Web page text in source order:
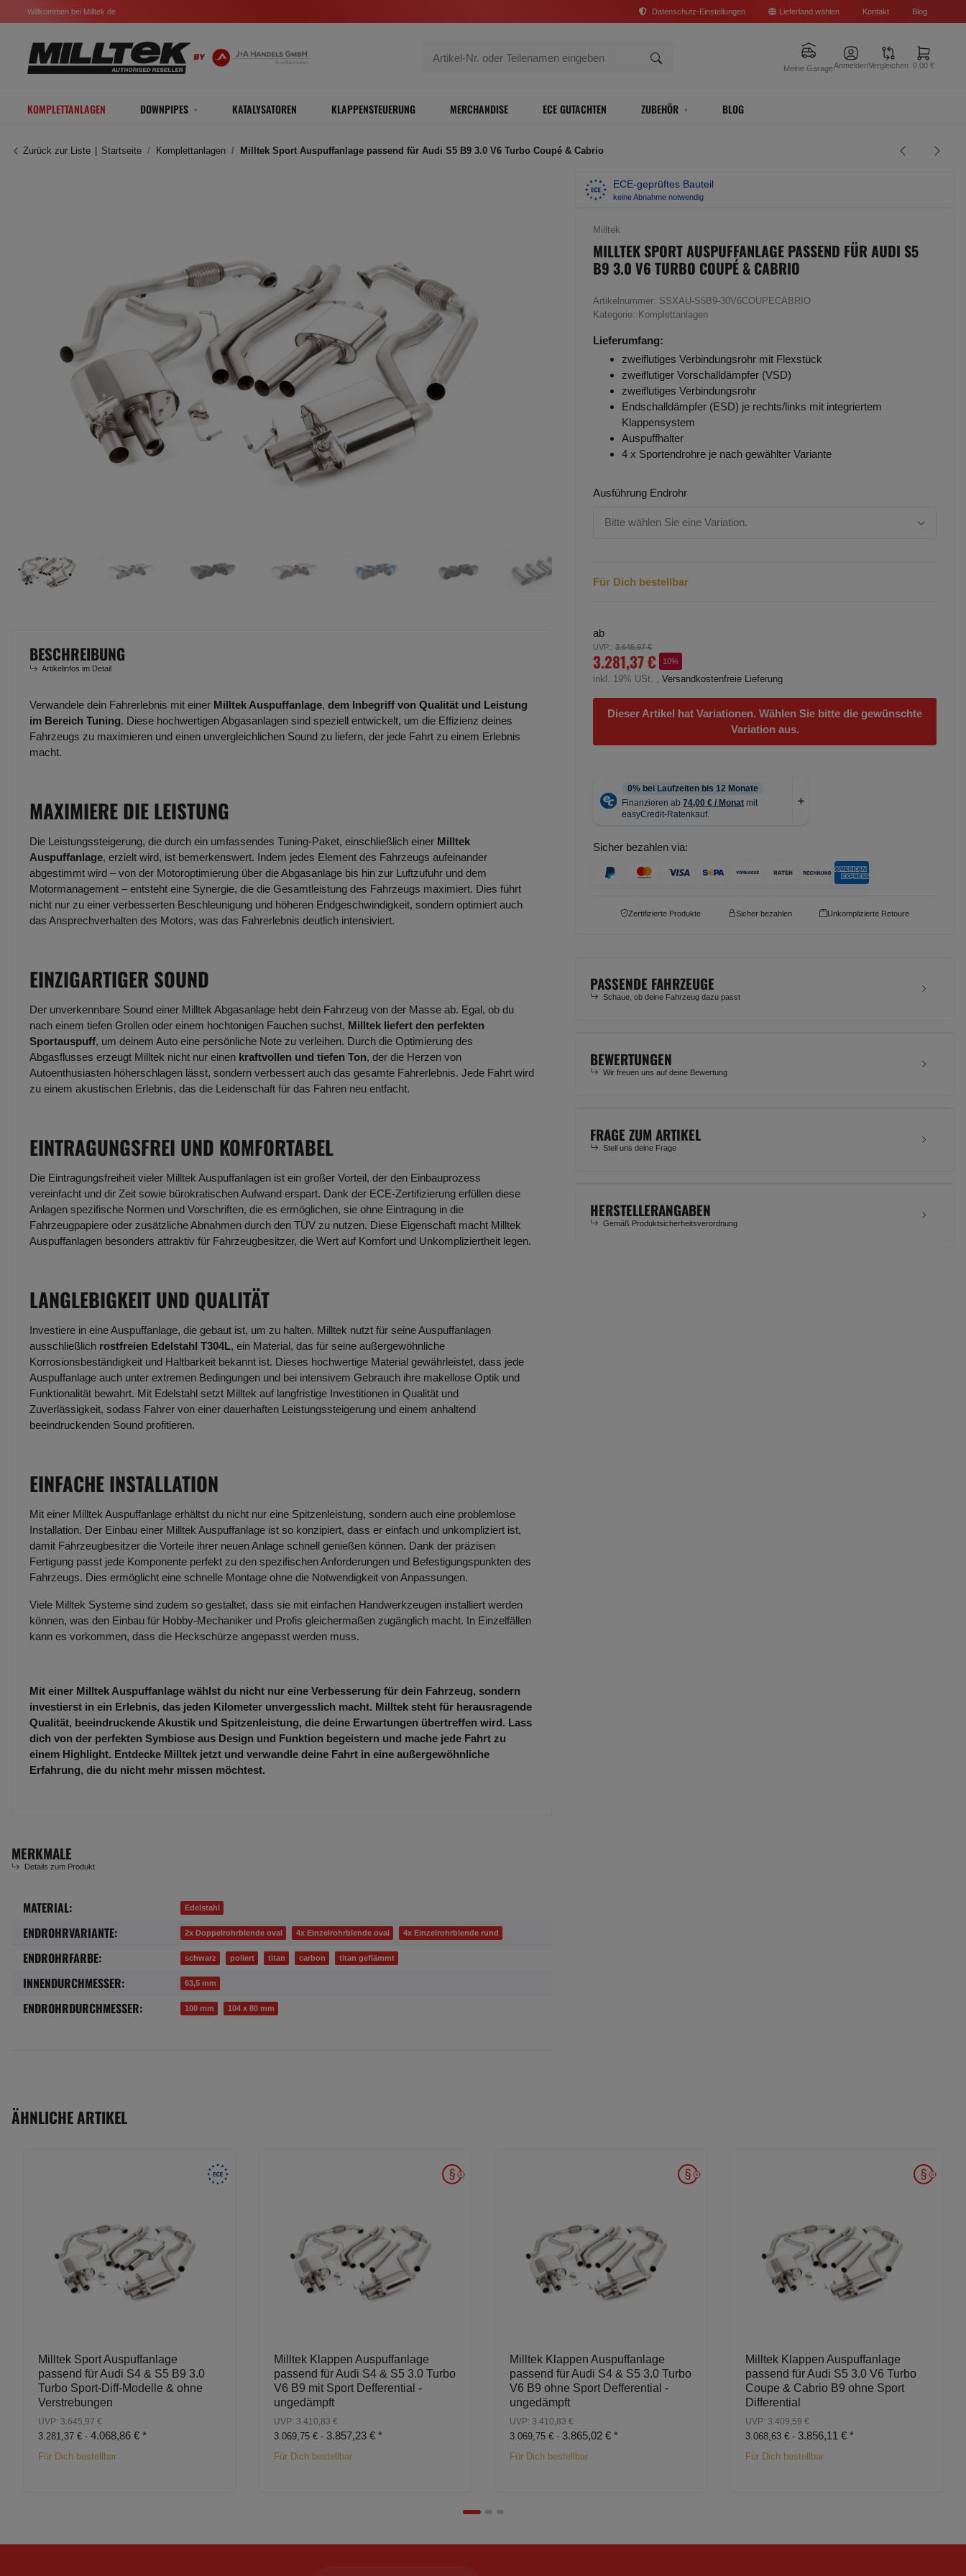
Willkommen bei Milltek.de Datenschutz-Einstellungen Lieferland wählen Kontakt Blog
Meine GarageAnmeldenVergleichen 0,00 €
KOMPLETTANLAGEN DOWNPIPES KATALYSATOREN KLAPPENSTEUERUNG MERCHANDISE ECE GUTACHTEN ZUBEHÖR BLOG
Zurück zur Liste Startseite Komplettanlagen Milltek Sport Auspuffanlage passend für Audi S5 B9 3.0 V6 Turbo Coupé & Cabrio
ECE-geprüftes Bauteil
keine Abnahme notwendig
Milltek
MILLTEK SPORT AUSPUFFANLAGE PASSEND FÜR AUDI S5
B9 3.0 V6 TURBO COUPÉ & CABRIO
Artikelnummer: SSXAU-S5B9-30V6COUPECABRIO
Kategorie: Komplettanlagen
Lieferumfang:
zweiflutiges Verbindungsrohr mit Flexstück
zweiflutiger Vorschalldämpfer (VSD)
zweiflutiges Verbindungsrohr
Endschalldämpfer (ESD) je rechts/links mit integriertem
Klappensystem
Auspuffhalter
4 x Sportendrohre je nach gewählter Variante
Ausführung Endrohr
Bitte wählen Sie eine Variation.
Für Dich bestellbar
ab
UVP:: 3.645,97 €
3.281,37 € 10%
inkl. 19% USt. , Versandkostenfreie Lieferung
Dieser Artikel hat Variationen. Wählen Sie bitte die gewünschte
Variation aus.
Sicher bezahlen via:
Zertifizierte Produkte Sicher bezahlen Unkomplizierte Retoure
PASSENDE FAHRZEUGE
Schaue, ob deine Fahrzeug dazu passt
BEWERTUNGEN
Wir freuen uns auf deine Bewertung
FRAGE ZUM ARTIKEL
Stell uns deine Frage
HERSTELLERANGABEN
Gemäß Produktsicherheitsverordnung
BESCHREIBUNG
Artikelinfos im Detail
Verwandele dein Fahrerlebnis mit einer Milltek Auspuffanlage, dem Inbegriff von Qualität und Leistung
im Bereich Tuning. Diese hochwertigen Abgasanlagen sind speziell entwickelt, um die Effizienz deines
Fahrzeugs zu maximieren und einen unvergleichlichen Sound zu liefern, der jede Fahrt zu einem Erlebnis
macht.
MAXIMIERE DIE LEISTUNG
Die Leistungssteigerung, die durch ein umfassendes Tuning-Paket, einschließlich einer Milltek
Auspuffanlage, erzielt wird, ist bemerkenswert. Indem jedes Element des Fahrzeugs aufeinander
abgestimmt wird – von der Motoroptimierung über die Abgasanlage bis hin zur Luftzufuhr und dem
Motormanagement – entsteht eine Synergie, die die Gesamtleistung des Fahrzeugs maximiert. Dies führt
nicht nur zu einer verbesserten Beschleunigung und höheren Endgeschwindigkeit, sondern optimiert auch
das Ansprechverhalten des Motors, was das Fahrerlebnis deutlich intensiviert.
EINZIGARTIGER SOUND
Der unverkennbare Sound einer Milltek Abgasanlage hebt dein Fahrzeug von der Masse ab. Egal, ob du
nach einem tiefen Grollen oder einem hochtonigen Fauchen suchst, Milltek liefert den perfekten
Sportauspuff, um deinem Auto eine persönliche Note zu verleihen. Durch die Optimierung des
Abgasflusses erzeugt Milltek nicht nur einen kraftvollen und tiefen Ton, der die Herzen von
Autoenthusiasten höherschlagen lässt, sondern verbessert auch das gesamte Fahrerlebnis. Jede Fahrt wird
zu einem akustischen Erlebnis, das die Leidenschaft für das Fahren neu entfacht.
EINTRAGUNGSFREI UND KOMFORTABEL
Die Eintragungsfreiheit vieler Milltek Auspuffanlagen ist ein großer Vorteil, der den Einbauprozess
vereinfacht und dir Zeit sowie bürokratischen Aufwand erspart. Dank der ECE-Zertifizierung erfüllen diese
Anlagen spezifische Normen und Vorschriften, die es ermöglichen, sie ohne Eintragung in die
Fahrzeugpapiere oder zusätzliche Abnahmen durch den TÜV zu nutzen. Diese Eigenschaft macht Milltek
Auspuffanlagen besonders attraktiv für Fahrzeugbesitzer, die Wert auf Komfort und Unkompliziertheit legen.
LANGLEBIGKEIT UND QUALITÄT
Investiere in eine Auspuffanlage, die gebaut ist, um zu halten. Milltek nutzt für seine Auspuffanlagen
ausschließlich rostfreien Edelstahl T304L, ein Material, das für seine außergewöhnliche
Korrosionsbeständigkeit und Haltbarkeit bekannt ist. Dieses hochwertige Material gewährleistet, dass jede
Auspuffanlage auch unter extremen Bedingungen und bei intensivem Gebrauch ihre makellose Optik und
Funktionalität bewahrt. Mit Edelstahl setzt Milltek auf langfristige Investitionen in Qualität und
Zuverlässigkeit, sodass Fahrer von einer dauerhaften Leistungssteigerung und einem anhaltend
beeindruckenden Sound profitieren.
EINFACHE INSTALLATION
Mit einer Milltek Auspuffanlage erhältst du nicht nur eine Spitzenleistung, sondern auch eine problemlose
Installation. Der Einbau einer Milltek Auspuffanlage ist so konzipiert, dass er einfach und unkompliziert ist,
damit Fahrzeugbesitzer die Vorteile ihrer neuen Anlage schnell genießen können. Dank der präzisen
Fertigung passt jede Komponente perfekt zu den spezifischen Anforderungen und Befestigungspunkten des
Fahrzeugs. Dies ermöglicht eine schnelle Montage ohne die Notwendigkeit von Anpassungen.
Viele Milltek Systeme sind zudem so gestaltet, dass sie mit einfachen Handwerkzeugen installiert werden
können, was den Einbau für Hobby-Mechaniker und Profis gleichermaßen zugänglich macht. In Einzelfällen
kann es vorkommen, dass die Heckschürze angepasst werden muss.
Mit einer Milltek Auspuffanlage wählst du nicht nur eine Verbesserung für dein Fahrzeug, sondern
investierst in ein Erlebnis, das jeden Kilometer unvergesslich macht. Milltek steht für herausragende
Qualität, beeindruckende Akustik und Spitzenleistung, die deine Erwartungen übertreffen wird. Lass
dich von der perfekten Symbiose aus Design und Funktion begeistern und mache jede Fahrt zu
einem Highlight. Entdecke Milltek jetzt und verwandle deine Fahrt in eine außergewöhnliche
Erfahrung, die du nicht mehr missen möchtest.
MERKMALE
Details zum Produkt
Produkteigenschaft
Wert
MATERIAL: Edelstahl
ENDROHRVARIANTE: 2x Doppelrohrblende oval 4x Einzelrohrblende oval 4x Einzelrohrblende rund
ENDROHRFARBE: schwarz poliert titan carbon titan geflämmt
INNENDURCHMESSER: 63,5 mm
ENDROHRDURCHMESSER: 100 mm 104 x 80 mm
ÄHNLICHE ARTIKEL
Milltek Sport Auspuffanlage
passend für Audi S4 & S5 B9 3.0
Turbo Sport-Diff-Modelle & ohne
Verstrebungen
UVP: 3.645,97 €
3.281,37 € - 4.068,86 € *
Für Dich bestellbar
Milltek Klappen Auspuffanlage
passend für Audi S4 & S5 3.0 Turbo
V6 B9 mit Sport Defferential -
ungedämpft
UVP: 3.410,83 €
3.069,75 € - 3.857,23 € *
Für Dich bestellbar
Milltek Klappen Auspuffanlage
passend für Audi S4 & S5 3.0 Turbo
V6 B9 ohne Sport Defferential -
ungedämpft
UVP: 3.410,83 €
3.069,75 € - 3.865,02 € *
Für Dich bestellbar
Milltek Klappen Auspuffanlage
passend für Audi S5 3.0 V6 Turbo
Coupe & Cabrio B9 ohne Sport
Differential
UVP: 3.409,59 €
3.068,63 € - 3.856,11 € *
Für Dich bestellbar